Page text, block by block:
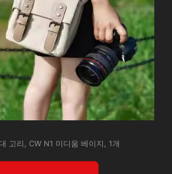
고리, CW N1 미디움 베이지, 1개